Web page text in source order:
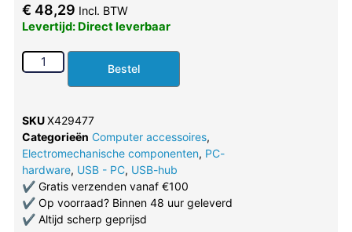
€ 48,29 Incl. BTW
Levertijd: Direct leverbaar
Bestel
SKUX429477
Categorieën Computer accessoires,
Electromechanische componenten, PC-
hardware, USB - PC, USB-hub
✔Gratis verzenden vanaf €100
✔Op voorraad? Binnen 48 uur geleverd
✔Altijd scherp geprijsd